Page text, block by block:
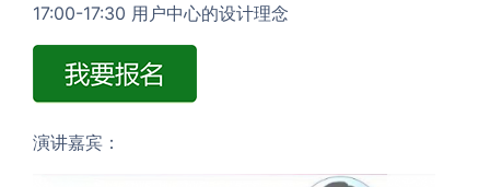
17:00-17:30 用户中心的设计理念
演讲嘉宾：